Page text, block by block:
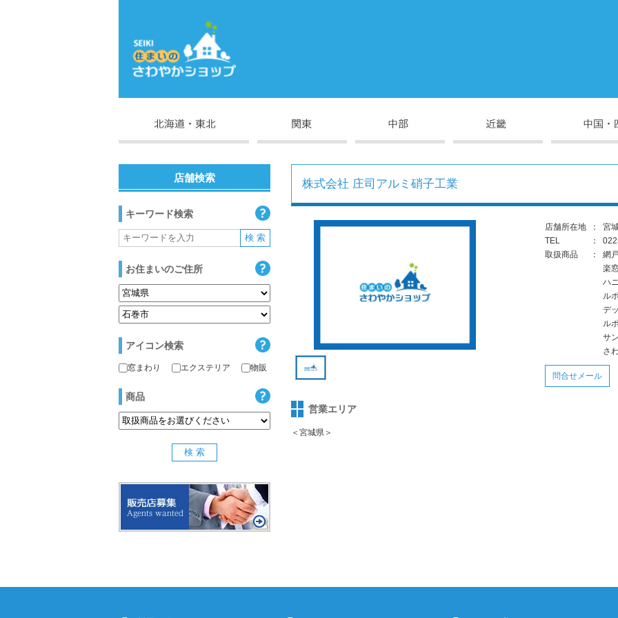
株式会社 庄司アルミ硝子工業
店舗所在地 ：
宮
TEL
：
取扱商品
：
網
楽
ハ
ル
デ
ル
サ
さ
問合せメール
営業エリア
＜宮城県＞
店舗検索
キーワード検索
お住まいのご住所
アイコン検索
窓まわり エクステリア 物販
商品